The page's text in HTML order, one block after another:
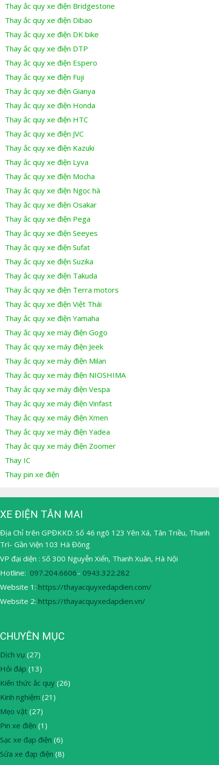
Thay ắc quy xe điện Bridgestone
Thay ắc quy xe điện Dibao
Thay ắc quy xe điện DK bike
Thay ắc quy xe điện DTP
Thay ắc quy xe điện Espero
Thay ắc quy xe điện Fuji
Thay ắc quy xe điện Gianya
Thay ắc quy xe điện Honda
Thay ắc quy xe điện HTC
Thay ắc quy xe điện JVC
Thay ắc quy xe điện Kazuki
Thay ắc quy xe điện Lyva
Thay ắc quy xe điện Mocha
Thay ắc quy xe điện Ngọc hà
Thay ắc quy xe điện Osakar
Thay ắc quy xe điện Pega
Thay ắc quy xe điện Seeyes
Thay ắc quy xe điện Sufat
Thay ắc quy xe điện Suzika
Thay ắc quy xe điện Takuda
Thay ắc quy xe điện Terra motors
Thay ắc quy xe điện Việt Thái
Thay ắc quy xe điện Yamaha
Thay ắc quy xe máy điện Gogo
Thay ắc quy xe máy điện Jeek
Thay ắc quy xe máy điện Milan
Thay ắc quy xe máy điện NIOSHIMA
Thay ắc quy xe máy điện Vespa
Thay ắc quy xe máy điện Vinfast
Thay ắc quy xe máy điện Xmen
Thay ắc quy xe máy điện Yadea
Thay ắc quy xe máy điện Zoomer
Thay IC
Thay pin xe điện
XE ĐIỆN TÂN MAI
Địa Chỉ trên GPĐKKD: Số 46 ngõ 123 Yên Xá, Tân Triều, Thanh
Trì- Gần Viện 103 Hà Đông
VP đại diện : Số 300 Nguyễn Xiển, Thanh Xuân, Hà Nội
Hotline: 097.204.6606– 0943.322.282
Website 1: https://thayacquyxedapdien.com/
Website 2: https://thayacquyxedapdien.vn/
CHUYÊN MỤC
Dịch vụ (27)
Hỏi đáp (13)
Kiến thức ắc quy (26)
Kinh nghiệm (21)
Mẹo vặt (27)
Pin xe điện (1)
Sạc xe đạp điện (6)
Sửa xe đạp điện (8)